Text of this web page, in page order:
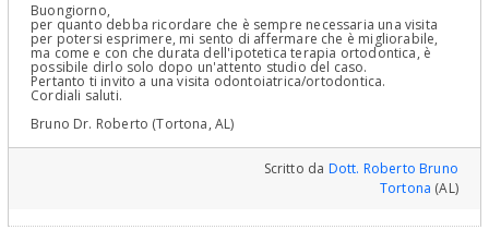
Buongiorno,
per quanto debba ricordare che è sempre necessaria una visita
per potersi esprimere, mi sento di affermare che è migliorabile,
ma come e con che durata dell'ipotetica terapia ortodontica, è
possibile dirlo solo dopo un'attento studio del caso.
Pertanto ti invito a una visita odontoiatrica/ortodontica.
Cordiali saluti.
Bruno Dr. Roberto (Tortona, AL)
Scritto da Dott. Roberto Bruno
Tortona (AL)